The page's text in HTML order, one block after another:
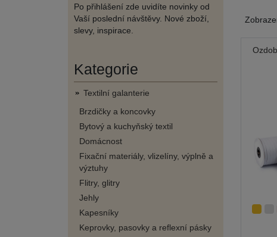
Po přihlášení zde uvidíte novinky od
Vaší poslední návštěvy. Nové zboží,
slevy, inspirace.
Kategorie
Textilní galanterie
Brzdičky a koncovky
Bytový a kuchyňský textil
Domácnost
Fixační materiály, vlizelíny, výplně a
výztuhy
Flitry, glitry
Jehly
Kapesníky
Keprovky, pasovky a reflexní pásky